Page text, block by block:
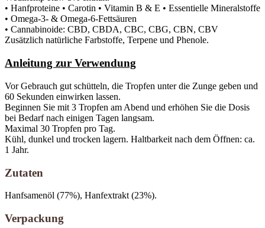
• Hanfproteine ​​• Carotin • Vitamin B & E • Essentielle Mineralstoffe
• Omega-3- & Omega-6-Fettsäuren
• Cannabinoide: CBD, CBDA, CBC, CBG, CBN, CBV
Zusätzlich natürliche Farbstoffe, Terpene und Phenole.
Anleitung zur Verwendung
Vor Gebrauch gut schütteln, die Tropfen unter die Zunge geben und
60 Sekunden einwirken lassen.
Beginnen Sie mit 3 Tropfen am Abend und erhöhen Sie die Dosis
bei Bedarf nach einigen Tagen langsam.
Maximal 30 Tropfen pro Tag.
Kühl, dunkel und trocken lagern. Haltbarkeit nach dem Öffnen: ca.
1 Jahr.
Zutaten
Hanfsamenöl (77%), Hanfextrakt (23%).
Verpackung